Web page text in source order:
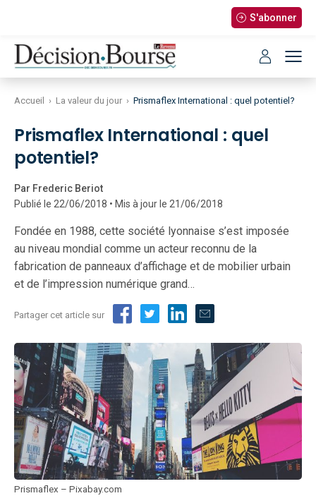
S'abonner
Accueil › La valeur du jour › Prismaflex International : quel potentiel?
Prismaflex International : quel
potentiel?
Par Frederic Beriot
Publié le 22/06/2018 • Mis à jour le 21/06/2018
Fondée en 1988, cette société lyonnaise s’est imposée
au niveau mondial comme un acteur reconnu de la
fabrication de panneaux d’affichage et de mobilier urbain
et de l’impression numérique grand…
Partager cet article sur
Prismaflex – Pixabay.com